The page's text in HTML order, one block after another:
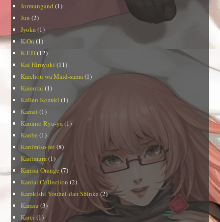
Jormungand (1)
Jun (2)
Jyoka(1)
K-On(1)
K.F.D(12)
Kai Hiroyuki (11)
Kaichou wa Maid-sama(1)
Kaientai (1)
Kallen Kozuki (1)
Kamei (1)
Kamino Ryu-ya(1)
Kanbe (1)
Kanimiso-tei (8)
Kanimura(1)
Kansai Orange (7)
Kantai Collection (2)
Karakishi Youhei-dan Shinka(2)
Karasu (3)
Karei (1)